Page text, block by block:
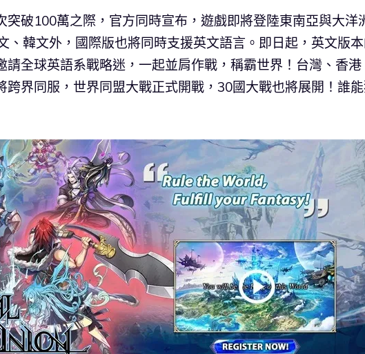
突破100萬之際，官方同時宣布，遊戲即將登陸東南亞與大洋
、韓文外，國際版也將同時支援英文語言。即日起，英文版
請全球英語系戰略迷，一起並肩作戰，稱霸世界！台灣、香港
跨界同服，世界同盟大戰正式開戰，30國大戰也將展開！誰